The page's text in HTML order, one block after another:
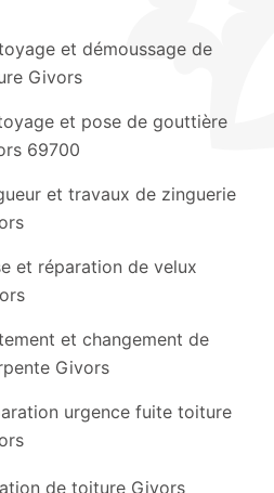
et démoussage de
Givors
et pose de gouttière
69700
et travaux de zinguerie
et réparation de velux
et changement de
Givors
urgence fuite toiture
de toiture Givors